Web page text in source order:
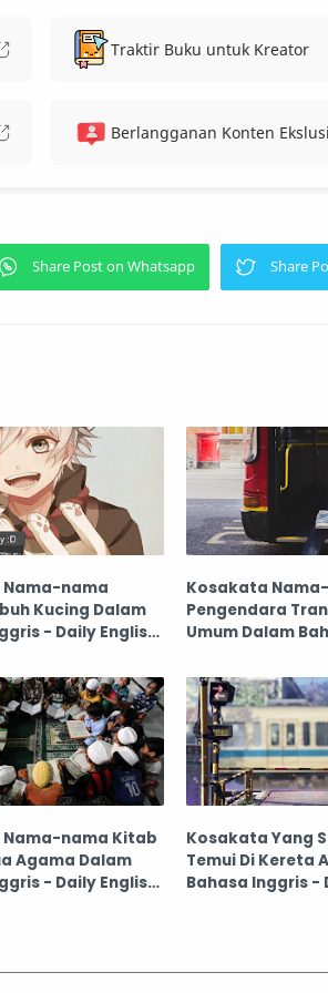
Traktir Buku untuk Kreator
Berlangganan Konten
nama
Kucing Dalam
- Daily English
Kosakata
Pengendara
Umum Dalam
#49
nama Kitab
Agama Dalam
- Daily English
Kosakata Yang
Temui Di Kereta
Bahasa Inggris -